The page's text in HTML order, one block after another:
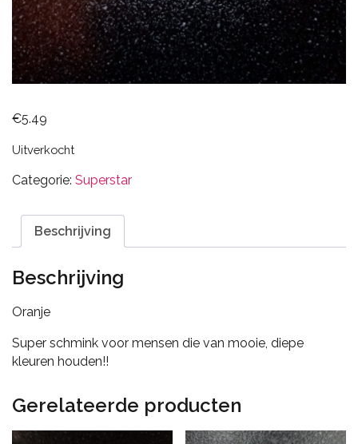
€5.49
Uitverkocht
Categorie: Superstar
Beschrijving
Beschrijving
Oranje
Super schmink voor mensen die van mooie, diepe
kleuren houden!!
Gerelateerde producten